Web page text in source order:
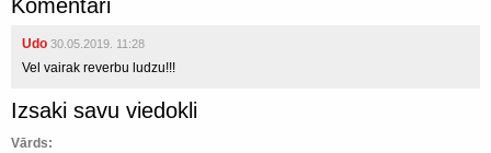
Komentāri
Udo 30.05.2019. 11:28
Vel vairak reverbu ludzu!!!
Izsaki savu viedokli
Vārds: